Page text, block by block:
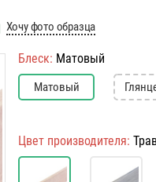
Хочу фото образца
Блеск: Матовый
Матовый
Цвет производителя: